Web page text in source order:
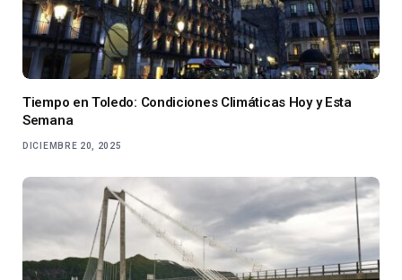
Tiempo en Toledo: Condiciones Climáticas Hoy y Esta
Semana
DICIEMBRE 20, 2025